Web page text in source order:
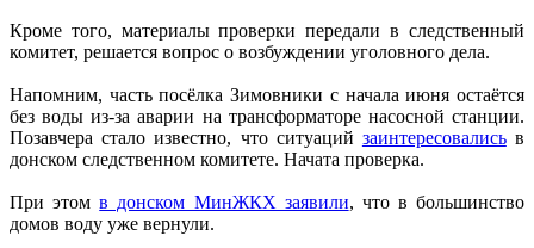
Кроме того, материалы проверки передали в следственный
комитет, решается вопрос о возбуждении уголовного дела.
Напомним, часть посёлка Зимовники с начала июня остаётся
без воды из-за аварии на трансформаторе насосной станции.
Позавчера стало известно, что ситуаций заинтересовалисьв
донском следственном комитете. Начата проверка.
При этомв донском МинЖКХ заявили, что в большинство
домов воду уже вернули.